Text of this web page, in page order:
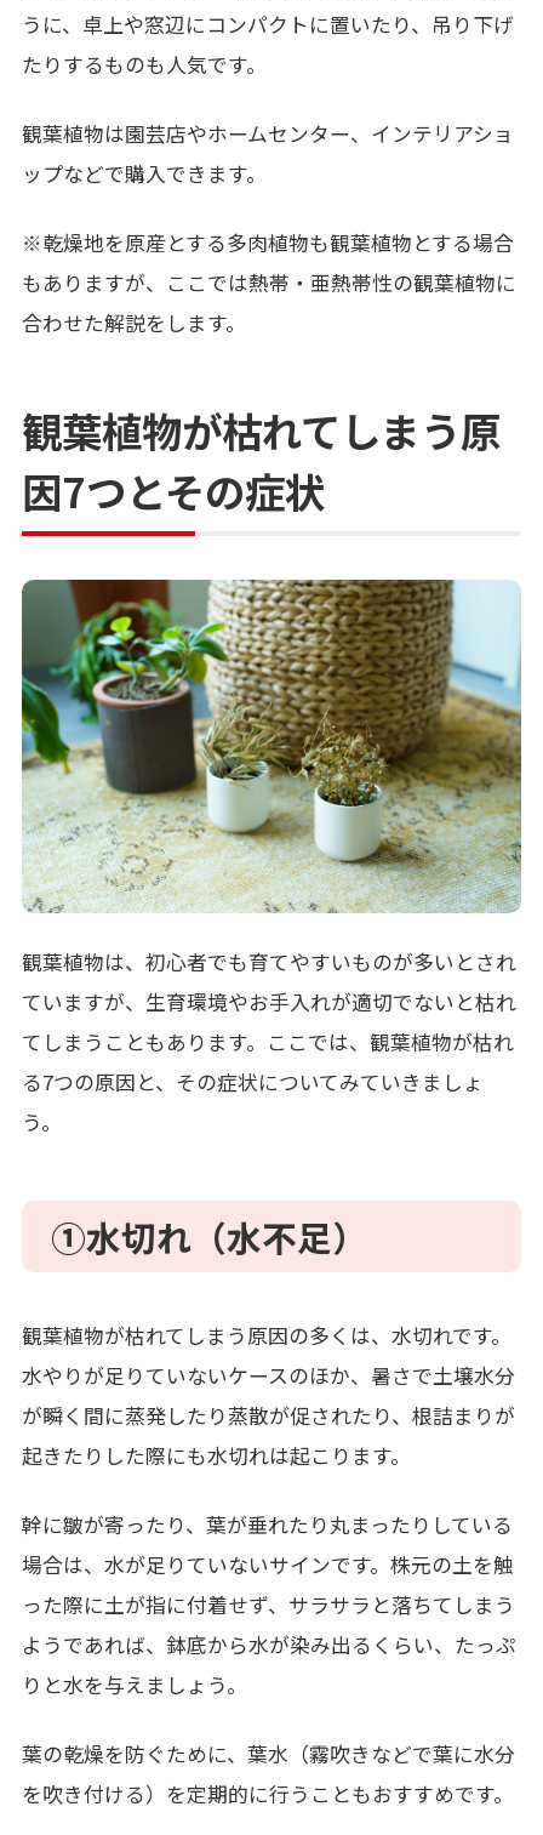
うに、卓上や窓辺にコンパクトに置いたり、吊り下げ
たりするものも人気です。
観葉植物は園芸店やホームセンター、インテリアショ
ップなどで購入できます。
※乾燥地を原産とする多肉植物も観葉植物とする場合
もありますが、ここでは熱帯・亜熱帯性の観葉植物に
合わせた解説をします。
観葉植物が枯れてしまう原
因7つとその症状
観葉植物は、初心者でも育てやすいものが多いとされ
ていますが、生育環境やお手入れが適切でないと枯れ
てしまうこともあります。ここでは、観葉植物が枯れ
る7つの原因と、その症状についてみていきましょ
う。
①水切れ（水不足）
観葉植物が枯れてしまう原因の多くは、水切れです。
水やりが足りていないケースのほか、暑さで土壌水分
が瞬く間に蒸発したり蒸散が促されたり、根詰まりが
起きたりした際にも水切れは起こります。
幹に皺が寄ったり、葉が垂れたり丸まったりしている
場合は、水が足りていないサインです。株元の土を触
った際に土が指に付着せず、サラサラと落ちてしまう
ようであれば、鉢底から水が染み出るくらい、たっぷ
りと水を与えましょう。
葉の乾燥を防ぐために、葉水（霧吹きなどで葉に水分
を吹き付ける）を定期的に行うこともおすすめです。